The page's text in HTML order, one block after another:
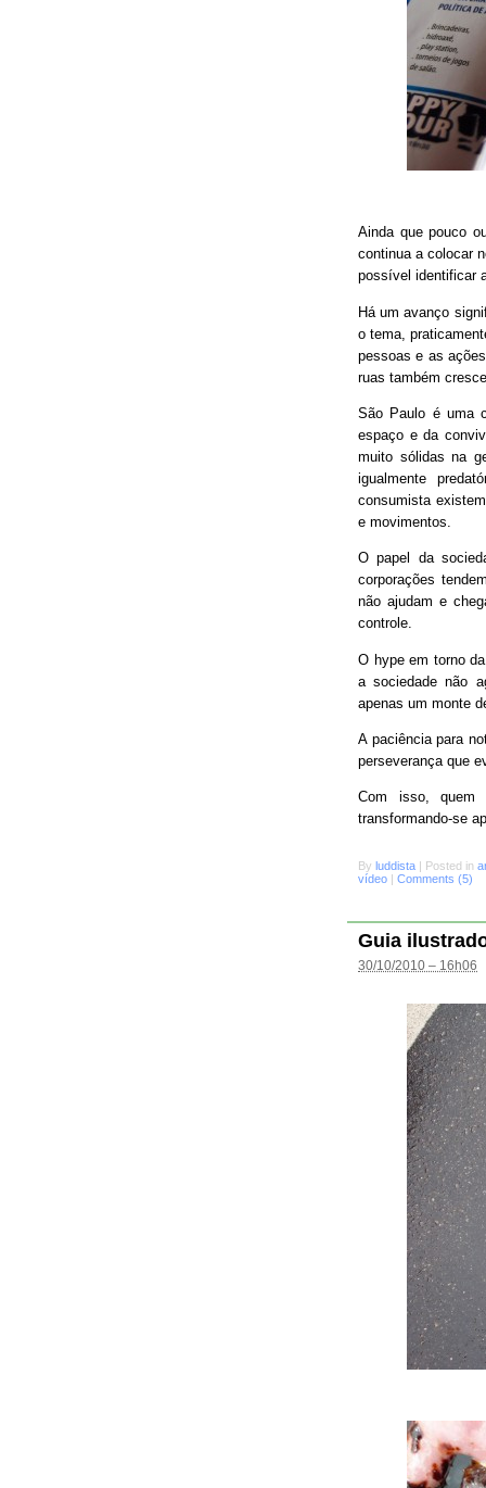
Ainda que pouco
continua a colocar
possível identificar
Há um avanço
o tema,
pessoas e as
ruas também
São Paulo é uma
espaço e da
muito sólidas na
igualmente
consumista
e movimentos.
O papel da
corporações
não ajudam e
controle.
O hype em torno
a sociedade não
apenas um monte
A paciência para
perseverança que
Com isso, quem
transformando-se
By luddista | Posted in
vídeo | Comments (5)
Guia
30/10/2010 – 16h06